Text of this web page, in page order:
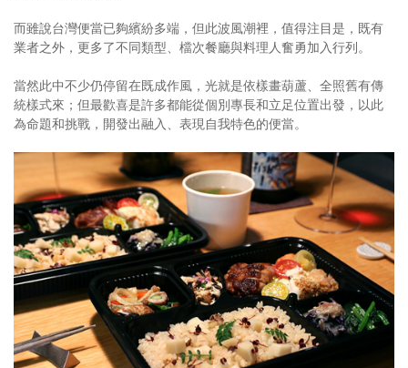
而雖說台灣便當已夠繽紛多端，但此波風潮裡，值得注目是，既有
業者之外，更多了不同類型、檔次餐廳與料理人奮勇加入行列。
當然此中不少仍停留在既成作風，光就是依樣畫葫蘆、全照舊有傳
統樣式來；但最歡喜是許多都能從個別專長和立足位置出發，以此
為命題和挑戰，開發出融入、表現自我特色的便當。